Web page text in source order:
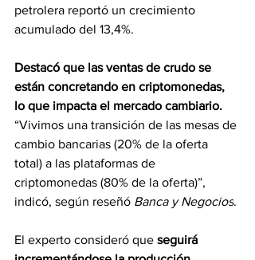
petrolera reportó un crecimiento
acumulado del 13,4%.
Destacó que las ventas de crudo se
están concretando en criptomonedas,
lo que impacta el mercado cambiario.
“Vivimos una transición de las mesas de
cambio bancarias (20% de la oferta
total) a las plataformas de
criptomonedas (80% de la oferta)”,
indicó, según reseñó Banca y Negocios.
El experto consideró que seguirá